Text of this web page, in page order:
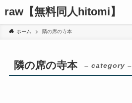
raw【無料同人hitomi】
ホーム 隣の席の寺本
隣の席の寺本 – category –